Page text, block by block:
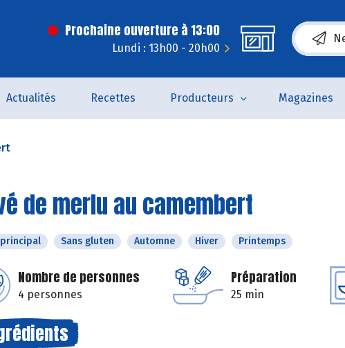
Prochaine ouverture à 13:00
Lundi : 13h00 - 20h00 (s’ouvre
Actualités Recettes Producteurs Magazines
de merlu au camembert
Sans gluten Automne Hiver Printemps
Nombre de personnes
4 personnes
Préparation
25 min